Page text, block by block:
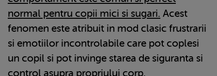
normal pentru copii mici si sugari. Acest
fenomen este atribuit in mod clasic frustrarii
si emotiilor incontrolabile care pot coplesi
un copil si pot invinge starea de siguranta si
control asupra propriului corp.